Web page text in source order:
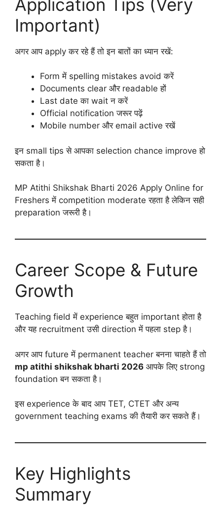
Application Tips (Very
Important)
अगर आप apply कर रहे हैं तो इन बातों का ध्यान रखें:
Form में spelling mistakes avoid करें
Documents clear और readable हों
Last date का wait न करें
Official notification जरूर पढ़ें
Mobile number और email active रखें
इन small tips से आपका selection chance improve हो
सकता है।
MP Atithi Shikshak Bharti 2026 Apply Online for
Freshers में competition moderate रहता है लेकिन सही
preparation जरूरी है।
Career Scope & Future
Growth
Teaching field में experience बहुत important होता है
और यह recruitment उसी direction में पहला step है।
अगर आप future में permanent teacher बनना चाहते हैं तो
mp atithi shikshak bharti 2026 आपके लिए strong
foundation बन सकता है।
इस experience के बाद आप TET, CTET और अन्य
government teaching exams की तैयारी कर सकते हैं।
Key Highlights
Summary